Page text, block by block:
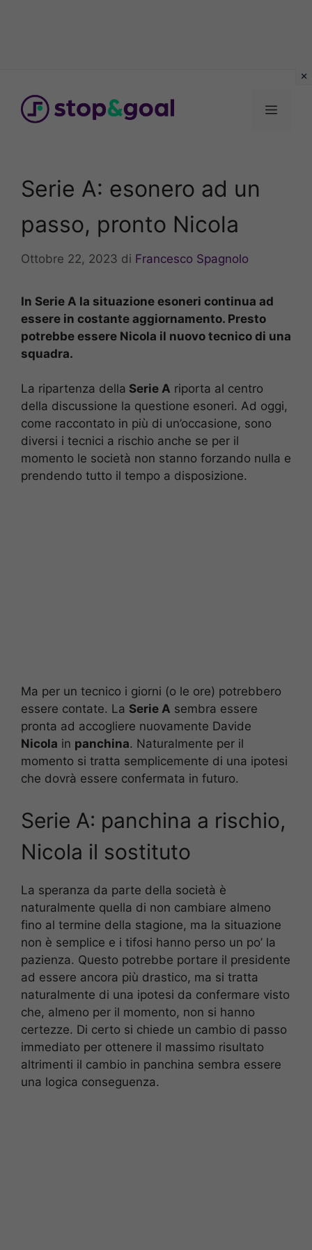
contenuto
Menu
Serie A: esonero ad un
passo, pronto Nicola
Ottobre 22, 2023 di Francesco Spagnolo
In Serie A la situazione esoneri continua ad
essere in costante aggiornamento. Presto
potrebbe essere Nicola il nuovo tecnico di una
squadra.
La ripartenza della Serie A riporta al centro
della discussione la questione esoneri. Ad oggi,
come raccontato in più di un’occasione, sono
diversi i tecnici a rischio anche se per il
momento le società non stanno forzando nulla e
prendendo tutto il tempo a disposizione.
Ma per un tecnico i giorni (o le ore) potrebbero
essere contate. La Serie A sembra essere
pronta ad accogliere nuovamente Davide
Nicola in panchina. Naturalmente per il
momento si tratta semplicemente di una ipotesi
che dovrà essere confermata in futuro.
Serie A: panchina a rischio,
Nicola il sostituto
La speranza da parte della società è
naturalmente quella di non cambiare almeno
fino al termine della stagione, ma la situazione
non è semplice e i tifosi hanno perso un po’ la
pazienza. Questo potrebbe portare il presidente
ad essere ancora più drastico, ma si tratta
naturalmente di una ipotesi da confermare visto
che, almeno per il momento, non si hanno
certezze. Di certo si chiede un cambio di passo
immediato per ottenere il massimo risultato
altrimenti il cambio in panchina sembra essere
una logica conseguenza.